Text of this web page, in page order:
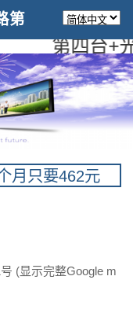
第四台+
第
月只要462元
(显示完整Google m